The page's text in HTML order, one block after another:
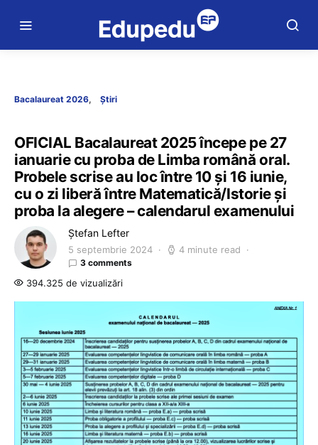
Bacalaureat 2026 Știri
OFICIAL Bacalaureat 2025 începe pe 27
ianuarie cu proba de Limba română oral.
Probele scrise au loc între 10 și 16 iunie,
cu o zi liberă între Matematică/Istorie și
proba la alegere – calendarul examenului
Ștefan Lefter
5 septembrie 2024 4 minute read
3 comments
394.325 de vizualizări